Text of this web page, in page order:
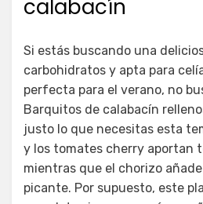
calabacín
Si estás buscando una
carbohidratos y apta para
perfecta para el verano, no
Barquitos de calabacín
justo lo que necesitas esta
y los tomates cherry aportan
mientras que el chorizo
picante. Por supuesto, este